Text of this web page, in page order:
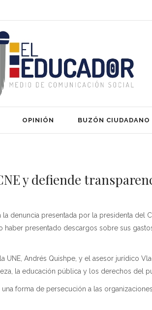
OPINIÓN BUZÓN CIUDADANO
y defiende
denuncia presentada por la presidenta del
presentado descargos sobre sus
UNE, Andrés Quishpe, y el asesor jurídico
la educación pública y los derechos del
forma de persecución a las